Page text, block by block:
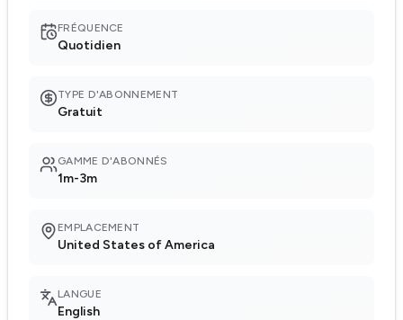
FRÉQUENCE
Quotidien
TYPE D'ABONNEMENT
Gratuit
GAMME D'ABONNÉS
1m-3m
EMPLACEMENT
United States of America
LANGUE
English